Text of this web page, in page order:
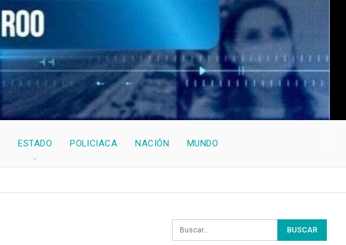
ESTADO POLICIACA NACIÓN MUNDO